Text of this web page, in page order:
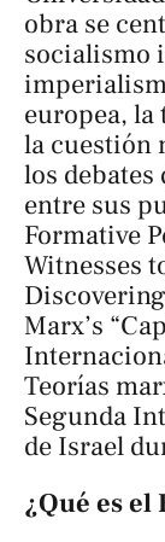
obra se
socialismo
europea, la
la cuestión
los
entre sus
Formative
Witnesses
Marx’s
Teorías
Segunda
de Israel
¿Qué es el